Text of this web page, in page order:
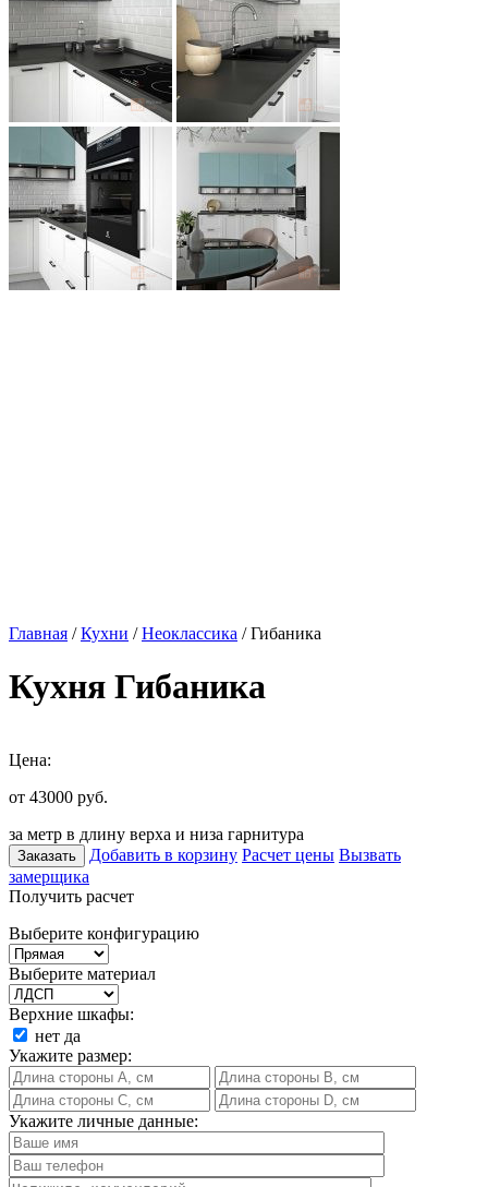
Главная /Кухни /Неоклассика / Гибаника
Кухня Гибаника
Цена:
от 43000 руб.
за метр в длину верха и низа гарнитура
Заказать Добавить в корзину Расчет цены Вызвать
замерщика
Получить расчет
Выберите конфигурацию
Выберите материал
Верхние шкафы:
нет да
Укажите размер:
Укажите личные данные: